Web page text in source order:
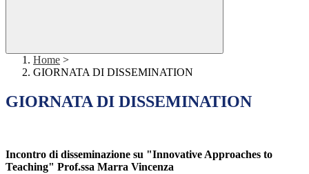
Home >
GIORNATA DI DISSEMINATION
GIORNATA DI DISSEMINATION
Incontro di disseminazione su "Innovative Approaches to
Teaching" Prof.ssa Marra Vincenza